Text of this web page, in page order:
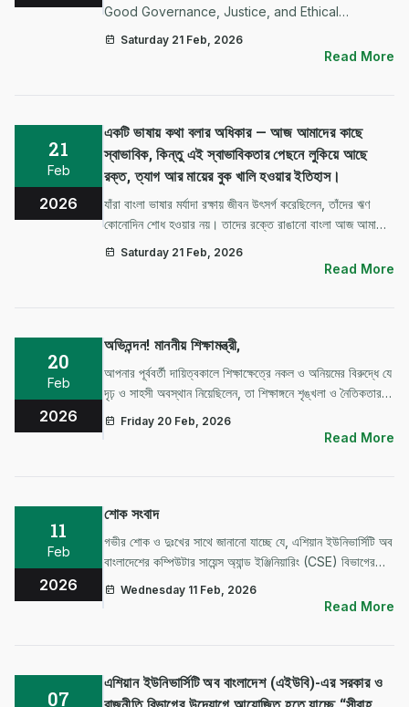
Good Governance, Justice, and Ethical
Leadership We invite scholars and researchers
to submit abstracts for our upcoming
Saturday 21 Feb, 2026
Read More
21
Feb
2026
একটি ভাষায় কথা বলার অধিকার — আজ আমাদের কাছে
স্বাভাবিক, কিন্তু এই স্বাভাবিকতার পেছনে লুকিয়ে আছে
রক্ত, ত্যাগ আর মায়ের বুক খালি হওয়ার ইতিহাস।
যাঁরা বাংলা ভাষার মর্যাদা রক্ষায় জীবন উৎসর্গ করেছিলেন, তাঁদের ঋণ
কোনোদিন শোধ হওয়ার নয়। তাদের রক্তে রাঙানো বাংলা আজ আমাদের
পরিচয়, আমাদের অস্তিত্ব। এইউবি পরিবারের পক্ষ থেকে ভাষা
শহীদদের প্রতি গভীর শ্রদ্ধা, দোয়া ও ভালোবাসা।
Saturday 21 Feb, 2026
Read More
20
Feb
2026
অভিনন্দন! মাননীয় শিক্ষামন্ত্রী,
আপনার পূর্ববর্তী দায়িত্বকালে শিক্ষাক্ষেত্রে নকল ও অনিয়মের বিরুদ্ধে যে
দৃঢ় ও সাহসী অবস্থান নিয়েছিলেন, তা শিক্ষাঙ্গনে শৃঙ্খলা ও নৈতিকতার
পরিবেশ পুনঃপ্রতিষ্ঠায় গুরুত্বপূর্ণ ভূমিকা রেখেছিল। সেই সময়ে আপনার
কার্যকর পদক্ষেপে শিক্ষা ব্যবস্থায় একটি ইত…
Friday 20 Feb, 2026
Read More
11
Feb
2026
শোক সংবাদ
গভীর শোক ও দুঃখের সাথে জানানো যাচ্ছে যে, এশিয়ান ইউনিভার্সিটি অব
বাংলাদেশের কম্পিউটার সায়েন্স অ্যান্ড ইঞ্জিনিয়ারিং (CSE) বিভাগের
সাবেক শিক্ষার্থী Engr. Mohammad Nazmul একটি মর্মান্তিক
সড়ক দুর্ঘটনায় আহত হয়ে চিকিৎসাধীন অবস্থায় ইন্তেকাল করেছেন
Wednesday 11 Feb, 2026
Read More
07
এশিয়ান ইউনিভার্সিটি অব বাংলাদেশ (এইউবি)-এর সরকার ও